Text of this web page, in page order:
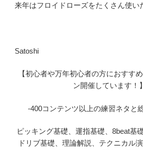
来年はフロイドローズをたくさん使い
Satoshi
【初心者や万年初心者の方におすす
ン開催しています！】
-400コンテンツ以上の練習ネタと
ピッキング基礎、運指基礎、8beat基
ドリブ基礎、理論解説、テクニカル